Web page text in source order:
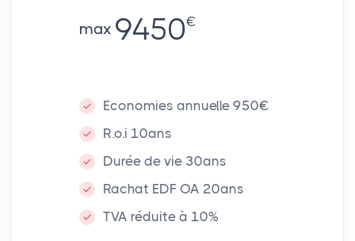
max 9450€
Economies annuelle 950€
R.o.i 10ans
Durée de vie 30ans
Rachat EDF OA 20ans
TVA réduite à 10%